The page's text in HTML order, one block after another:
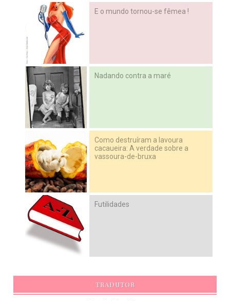
E o mundo tornou-se fêmea !
Nadando contra a maré
Como destruíram a lavoura
cacaueira: A verdade sobre a
vassoura-de-bruxa
Futilidades
TRADUTOR